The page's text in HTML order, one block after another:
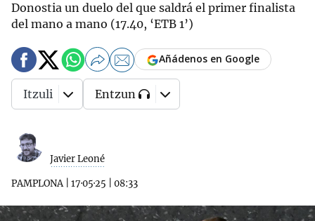
Donostia un duelo del que saldrá el primer finalista
del mano a mano (17.40, ‘ETB 1’)
Javier Leoné
PAMPLONA| 17·05·25 08:33
Añádenos en Google
Itzuli Entzun